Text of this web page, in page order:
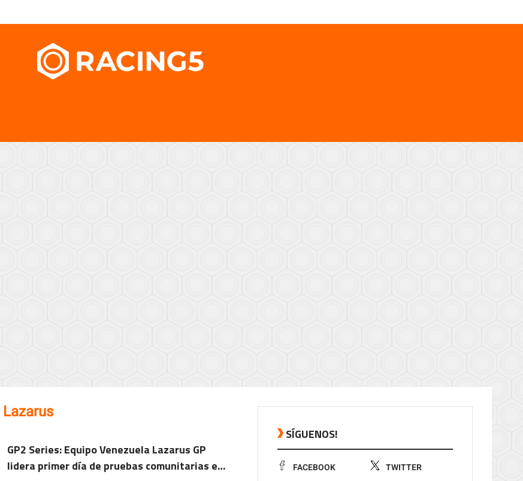
Lazarus
GP2 Series: Equipo Venezuela Lazarus GP
lidera primer día de pruebas comunitarias en
SÍGUENOS!
FACEBOOK TWITTER